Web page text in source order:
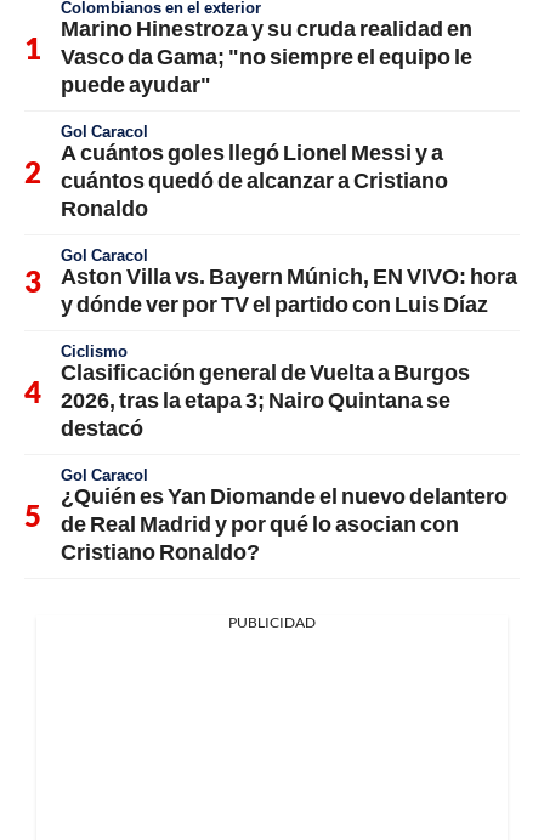
Colombianos en el exterior
Marino Hinestroza y su cruda realidad en
Vasco da Gama; "no siempre el equipo le
puede ayudar"
Gol Caracol
A cuántos goles llegó Lionel Messi y a
cuántos quedó de alcanzar a Cristiano
Ronaldo
Gol Caracol
Aston Villa vs. Bayern Múnich, EN VIVO: hora
y dónde ver por TV el partido con Luis Díaz
Ciclismo
Clasificación general de Vuelta a Burgos
2026, tras la etapa 3; Nairo Quintana se
destacó
Gol Caracol
¿Quién es Yan Diomande el nuevo delantero
de Real Madrid y por qué lo asocian con
Cristiano Ronaldo?
PUBLICIDAD